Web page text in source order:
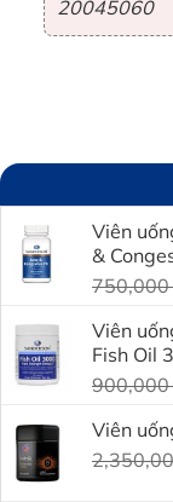
20045060
Viên
&
750,000
Viên
Fish Oil
900,000
Viên